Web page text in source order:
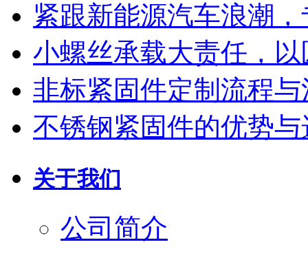
紧跟新能源汽车浪潮
小螺丝承载大责任，
非标紧固件定制流程
不锈钢紧固件的优势
关于我们
公司简介